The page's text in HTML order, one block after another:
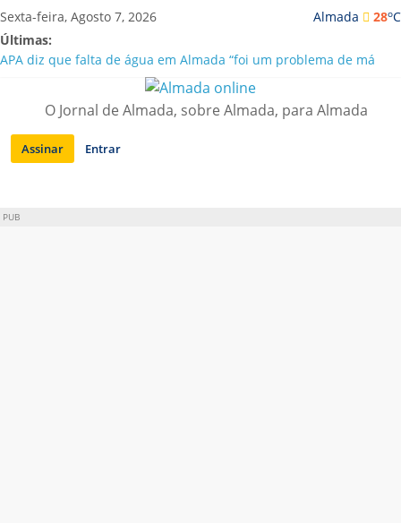
Saltar
para
conteúdo
Almada 28oC
Sexta-feira, Agosto 7, 2026
Últimas:
APA diz que falta de água em Almada “foi um problema de má
Laranjeiro | Cultura pop asiática invade a Casa Amarela
Ponte 25 de Abril celebra 60 anos com programa cultural entre
Lisboa e Almada
Situação de alerta em Almada renovada até final de Agosto
O Jornal de Almada, sobre Almada, para Almada
Assinar Entrar
PUB